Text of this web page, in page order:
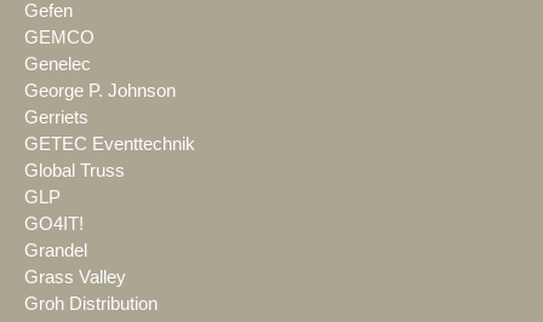
Gefen
GEMCO
Genelec
George P. Johnson
Gerriets
GETEC Eventtechnik
Global Truss
GLP
GO4IT!
Grandel
Grass Valley
Groh Distribution